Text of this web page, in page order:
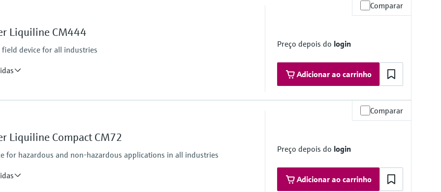
RS485,
Comparar
Liquiline CM444
device for all industries
Preço depois do login
Adicionar ao carrinho
alarmrelay,
Modbus TCP, Ethernet
Comparar
Liquiline Compact CM72
for hazardous and non-hazardous applications in all industries
Preço depois do login
Adicionar ao carrinho